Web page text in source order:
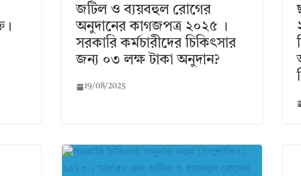
জটিল ও ব্যয়বহুল রোগের
অনুদানের কাগজপত্র ২০২৫ ।
সরকারি কর্মচারীদের চিকিৎসার
জন্য ০৩ লক্ষ টাকা অনুদান?
19/08/2025